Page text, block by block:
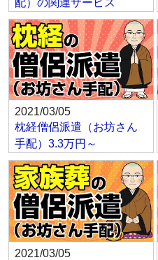
2021/03/05
枕経僧侶派遣（お坊さん
手配）3.3万円～
2021/03/05